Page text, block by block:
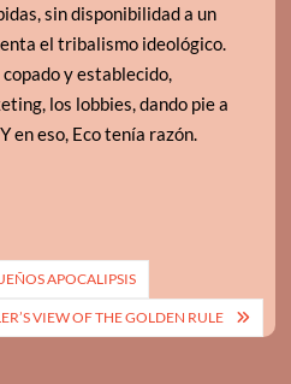
sin disponibilidad a un
el tribalismo ideológico.
y establecido,
los lobbies, dando pie a
en eso, Eco tenía razón.
APOCALIPSIS
VIEW OF THE GOLDEN RULE